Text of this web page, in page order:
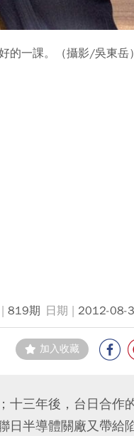
的一課。（攝影/吳東岳）
819期 2012-08-
加入收藏
十三年後，台日合作
日半導體關廠又帶給